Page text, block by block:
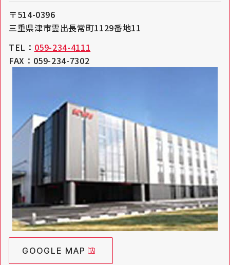
GOOGLE MAP
〒514-0396
三重県津市雲出長常町1129番地11
TEL： 059-234-4111
FAX：059-234-7302